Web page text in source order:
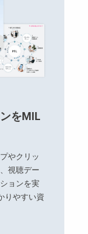
をMIL
やクリッ
視聴デー
ョンを実
りやすい資